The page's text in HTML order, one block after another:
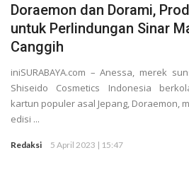
Doraemon dan Dorami,
untuk Perlindungan Sinar
Canggih
iniSURABAYA.com – Anessa, merek
Shiseido Cosmetics Indonesia
kartun populer asal Jepang, Doraemon,
edisi ...
Redaksi 5 April 2023 | 15:47